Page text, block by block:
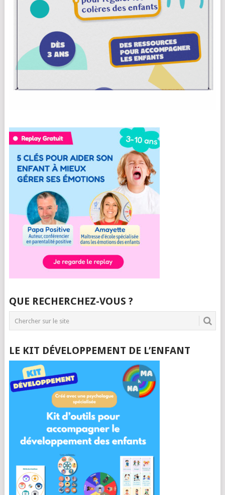
QUE RECHERCHEZ-VOUS ?
LE KIT DÉVELOPPEMENT DE L’ENFANT